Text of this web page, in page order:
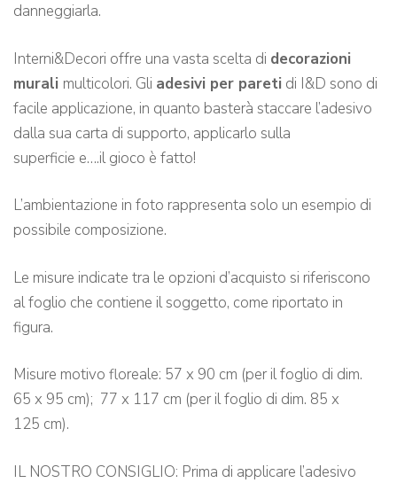
danneggiarla.
Interni&Decori offre una vasta scelta di decorazioni
murali multicolori. Gli adesivi per pareti di I&D sono di
facile applicazione, in quanto basterà staccare l’adesivo
dalla sua carta di supporto, applicarlo sulla
superficie e….il gioco è fatto!
L’ambientazione in foto rappresenta solo un esempio di
possibile composizione.
Le misure indicate tra le opzioni d’acquisto si riferiscono
al foglio che contiene il soggetto, come riportato in
figura.
Misure motivo floreale: 57 x 90 cm (per il foglio di dim.
65 x 95 cm); 77 x 117 cm (per il foglio di dim. 85 x
125 cm).
IL NOSTRO CONSIGLIO: Prima di applicare l’adesivo